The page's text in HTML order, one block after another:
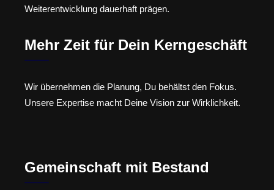
Weiterentwicklung dauerhaft prägen.
Mehr Zeit für Dein Kerngeschäft
Wir übernehmen die Planung, Du behältst den Fokus.
Unsere Expertise macht Deine Vision zur Wirklichkeit.
Gemeinschaft mit Bestand